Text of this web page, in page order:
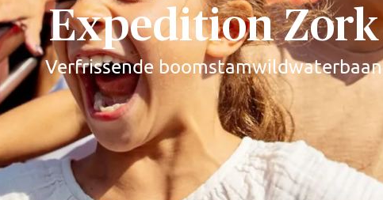
Expedition Zork
Verfrissende boomstamwildwaterbaan